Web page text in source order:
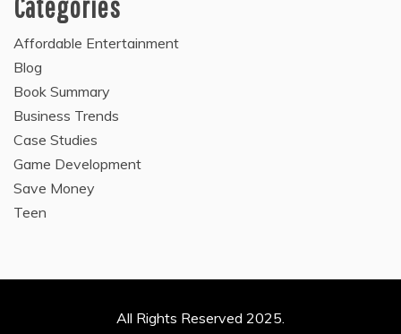
Categories
Affordable Entertainment
Blog
Book Summary
Business Trends
Case Studies
Game Development
Save Money
Teen
All Rights Reserved 2025.